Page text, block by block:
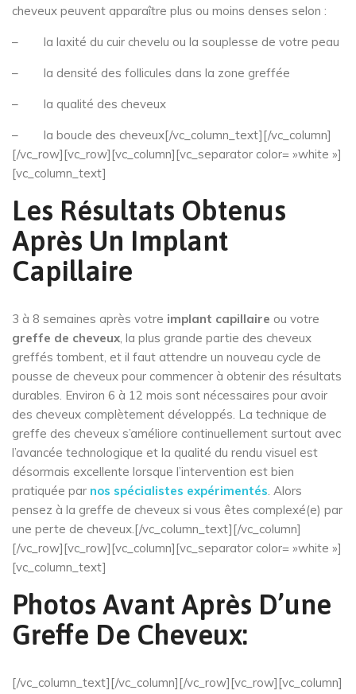
cheveux peuvent apparaître plus ou moins denses selon :
– la laxité du cuir chevelu ou la souplesse de votre peau
– la densité des follicules dans la zone greffée
– la qualité des cheveux
– la boucle des cheveux[/vc_column_text][/vc_column]
[/vc_row][vc_row][vc_column][vc_separator color= »white »]
[vc_column_text]
Les Résultats Obtenus
Après Un Implant
Capillaire
3 à 8 semaines après votre implant capillaire ou votre
greffe de cheveux, la plus grande partie des cheveux
greffés tombent, et il faut attendre un nouveau cycle de
pousse de cheveux pour commencer à obtenir des résultats
durables. Environ 6 à 12 mois sont nécessaires pour avoir
des cheveux complètement développés. La technique de
greffe des cheveux s’améliore continuellement surtout avec
l’avancée technologique et la qualité du rendu visuel est
désormais excellente lorsque l’intervention est bien
pratiquée par nos spécialistes expérimentés. Alors
pensez à la greffe de cheveux si vous êtes complexé(e) par
une perte de cheveux.[/vc_column_text][/vc_column]
[/vc_row][vc_row][vc_column][vc_separator color= »white »]
[vc_column_text]
Photos Avant Après D’une
Greffe De Cheveux:
[/vc_column_text][/vc_column][/vc_row][vc_row][vc_column]